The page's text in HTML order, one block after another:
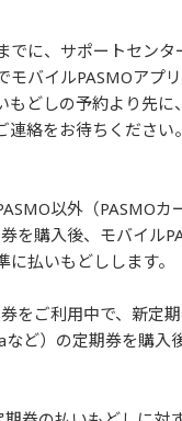
に、サポートセン
モバイルPASMOアプ
もどしの予約より先
連絡をお待ちくださ
以外（PASMOカ
を購入後、モバイル
払いもどしします。
をご利用中で、新定
ど）の定期券を購入後